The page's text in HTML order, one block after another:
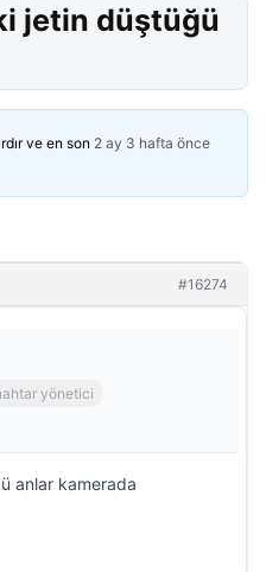
jetin düştüğü
ve en son 2 ay 3 hafta önce
#16274
yönetici
anlar kamerada